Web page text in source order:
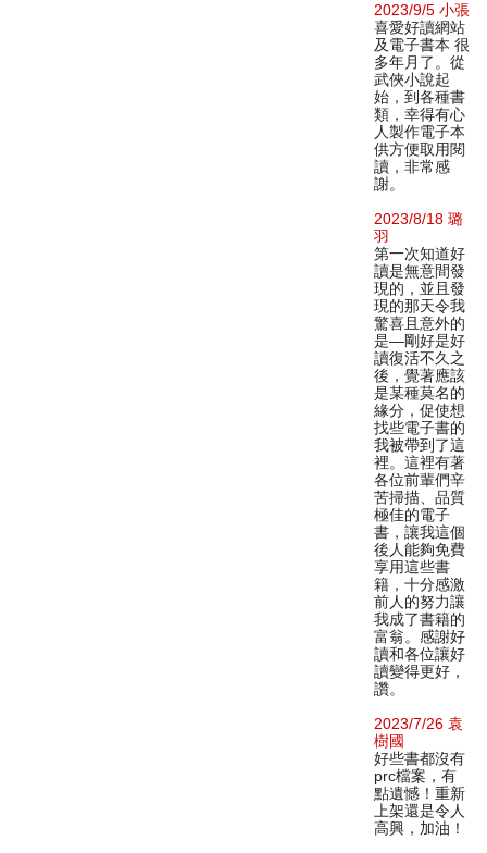
2023/9/5 小張
喜愛好讀網站
及電子書本 很
多年月了。從
武俠小說起
始，到各種書
類，幸得有心
人製作電子本
供方便取用閱
讀，非常感
謝。
2023/8/18 璐
羽
第一次知道好
讀是無意間發
現的，並且發
現的那天令我
驚喜且意外的
是—剛好是好
讀復活不久之
後，覺著應該
是某種莫名的
緣分，促使想
找些電子書的
我被帶到了這
裡。這裡有著
各位前輩們辛
苦掃描、品質
極佳的電子
書，讓我這個
後人能夠免費
享用這些書
籍，十分感激
前人的努力讓
我成了書籍的
富翁。感謝好
讀和各位讓好
讀變得更好，
讚。
2023/7/26 袁
樹國
好些書都沒有
prc檔案，有
點遺憾！重新
上架還是令人
高興，加油！